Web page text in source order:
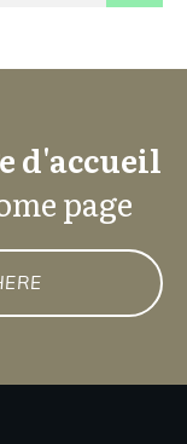
d'accueil
page